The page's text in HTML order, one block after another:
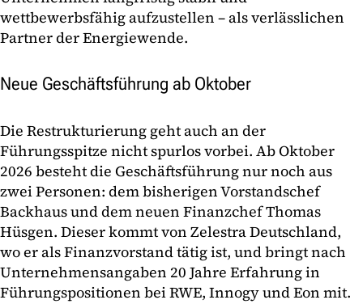
wettbewerbsfähig aufzustellen – als verlässlichen
Partner der Energiewende.
Neue Geschäftsführung ab Oktober
Die Restrukturierung geht auch an der
Führungsspitze nicht spurlos vorbei. Ab Oktober
2026 besteht die Geschäftsführung nur noch aus
zwei Personen: dem bisherigen Vorstandschef
Backhaus und dem neuen Finanzchef Thomas
Hüsgen. Dieser kommt von Zelestra Deutschland,
wo er als Finanzvorstand tätig ist, und bringt nach
Unternehmensangaben 20 Jahre Erfahrung in
Führungspositionen bei RWE, Innogy und Eon mit.